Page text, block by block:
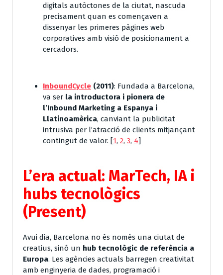
digitals autòctones de la ciutat, nascuda
precisament quan es començaven a
dissenyar les primeres pàgines web
corporatives amb visió de posicionament a
cercadors.
InboundCycle (2011): Fundada a Barcelona,
va ser la introductora i pionera de
l’Inbound Marketing a Espanya i
Llatinoamèrica, canviant la publicitat
intrusiva per l’atracció de clients mitjançant
contingut de valor. [1, 2, 3, 4]
L’era actual: MarTech, IA i
hubs tecnològics
(Present)
Avui dia, Barcelona no és només una ciutat de
creatius, sinó un hub tecnològic de referència a
Europa. Les agències actuals barregen creativitat
amb enginyeria de dades, programació i